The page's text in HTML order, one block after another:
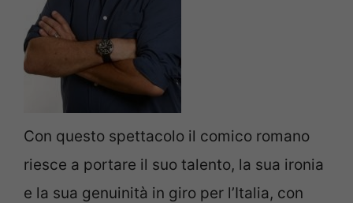
Con questo spettacolo il comico romano
riesce a portare il suo talento, la sua ironia
e la sua genuinità in giro per l’Italia, con